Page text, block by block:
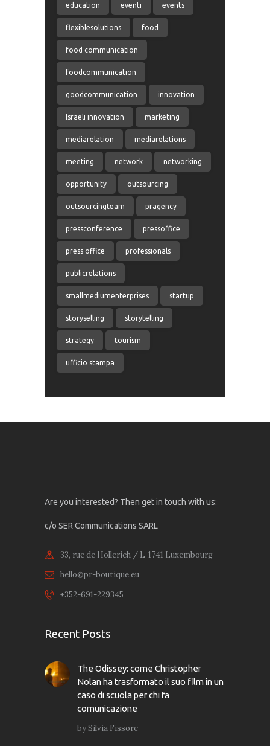
education eventi events
flexiblesolutions food
food communication
foodcommunication
goodcommunication innovation
Israeli innovation marketing
mediarelation mediarelations
meeting network networking
opportunity outsourcing
outsourcingteam pragency
pressconference pressoffice
press office professionals
publicrelations
smallmediumenterprises startup
storyselling storytelling
strategy tourism
ufficio stampa
Are you interested? Then get in touch with us:
c/o SER Communications SARL
33, rue de Hollerich / L-1741 Luxembourg
hello@pr-boutique.eu
+352-691-229345
Recent Posts
The Odissey: come Christopher
Nolan ha trasformato il suo film in un
caso di scuola per chi fa
comunicazione
bySilvia Fissore